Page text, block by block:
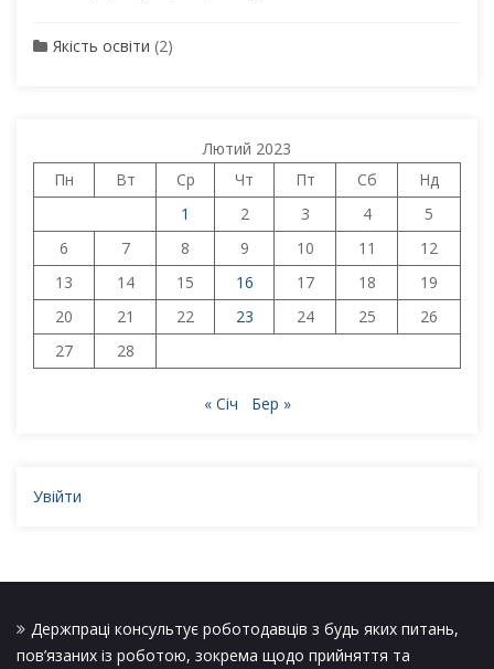
Якість освіти (2)
Лютий 2023
Пн
Вт Ср Чт Пт Сб
Нд
1
2 3 4
5
6
7 8 9 10 11
12
13
14 15 16 17 18
19
20
21 22 23 24 25
26
27
28
« Січ Бер »
Увійти
Держпраці консультує роботодавців з будь яких питань,
пов’язаних із роботою, зокрема щодо прийняття та